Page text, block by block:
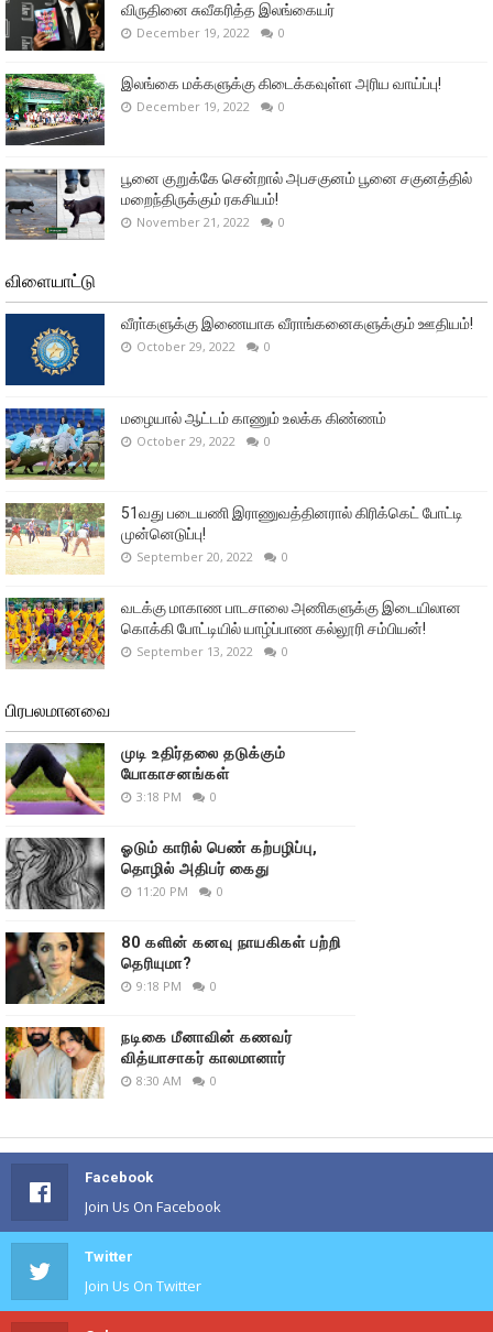
விருதினை சுவீகரித்த இலங்கையர்
December 19, 2022 0
இலங்கை மக்களுக்கு கிடைக்கவுள்ள அரிய வாய்ப்பு!
December 19, 2022 0
பூனை குறுக்கே சென்றால் அபசகுனம் பூனை சகுனத்தில்
மறைந்திருக்கும் ரகசியம்!
November 21, 2022 0
விளையாட்டு
வீரா்களுக்கு இணையாக வீராங்கனைகளுக்கும் ஊதியம்!
October 29, 2022 0
மழையால் ஆட்டம் காணும் உலக்க கிண்ணம்
October 29, 2022 0
51வது படையணி இராணுவத்தினரால் கிரிக்கெட் போட்டி
முன்னெடுப்பு!
September 20, 2022 0
வடக்கு மாகாண பாடசாலை அணிகளுக்கு இடையிலான
கொக்கி போட்டியில் யாழ்ப்பாண கல்லூரி சம்பியன்!
September 13, 2022 0
பிரபலமானவை
முடி உதிர்தலை தடுக்கும்
யோகாசனங்கள்
3:18 PM 0
ஓடும் காரில் பெண் கற்பழிப்பு,
தொழில் அதிபர் கைது
11:20 PM 0
80 களின் கனவு நாயகிகள் பற்றி
தெரியுமா?
9:18 PM 0
நடிகை மீனாவின் கணவர்
வித்யாசாகர் காலமானார்
8:30 AM 0
Facebook
Join Us On Facebook
Twitter
Join Us On Twitter